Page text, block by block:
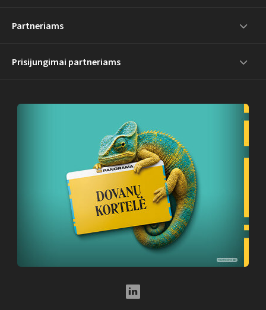
Partneriams
Prisijungimai partneriams